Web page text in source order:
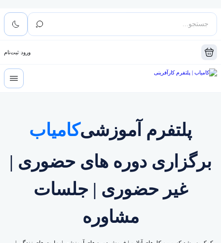
ورود ثبت‌نام
پلتفرم آموزشیکامیاب
برگزاری دوره های حضوری |
غیر حضوری | جلسات
مشاوره